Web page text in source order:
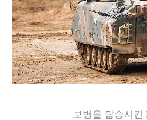
보병을 탑승시킨